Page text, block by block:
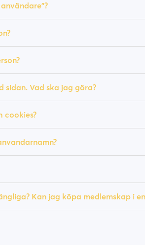
sidan. Vad ska jag göra?
cookies?
Kan jag köpa medlemskap i